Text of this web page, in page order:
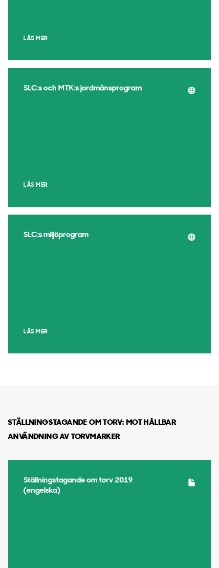
LÄS MER
SLC:s och MTK:s jordmånsprogram
LÄS MER
SLC:s miljöprogram
LÄS MER
STÄLLNINGSTAGANDE OM TORV: MOT HÅLLBAR
ANVÄNDNING AV TORVMARKER
Ställningstagande om torv 2019
(engelska)